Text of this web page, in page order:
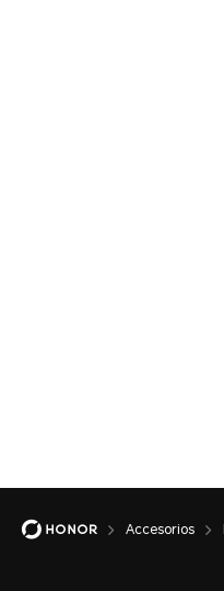
Accesorios